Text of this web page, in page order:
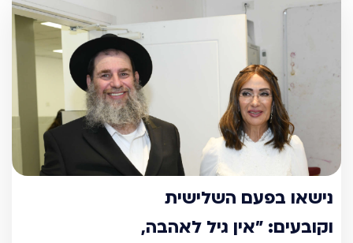
נישאו בפעם השלישית
וקובעים: "אין גיל לאהבה,